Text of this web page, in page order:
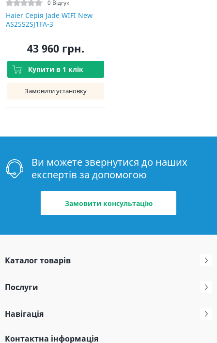
0 Відгук
Haier Серія Jade WIFI New
AS25S2SJ1FA-3
43 960 грн.
Купити в 1 клік
Замовити установку
Ви можете звернутися до наших
експертів за допомогою
Замовити консультацію
Каталог товарів
Послуги
Навігація
Контактна інформація